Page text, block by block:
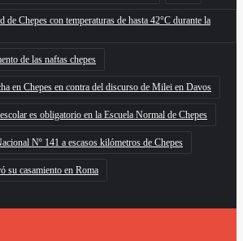
de Chepes con temperaturas de hasta 42°C durante la
de las naftas chepes
en Chepes en contra del discurso de Milei en Davos
es obligatorio en la Escuela Normal de Chepes
Nº 141 a escasos kilómetros de Chepes
su casamiento en Roma